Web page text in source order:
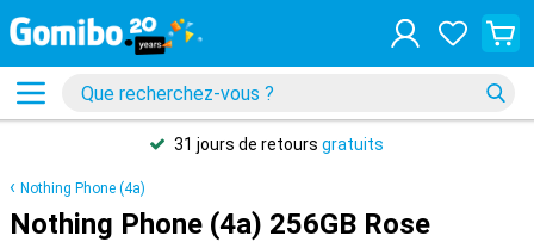
31 jours de retours gratuits
Nothing Phone (4a)
Nothing Phone (4a) 256GB Rose